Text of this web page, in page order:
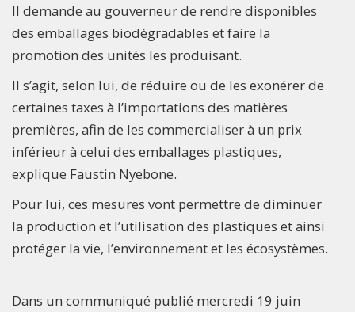
Il demande au gouverneur de rendre disponibles
des emballages biodégradables et faire la
promotion des unités les produisant.
Il s’agit, selon lui, de réduire ou de les exonérer de
certaines taxes à l’importations des matières
premières, afin de les commercialiser à un prix
inférieur à celui des emballages plastiques,
explique Faustin Nyebone.
Pour lui, ces mesures vont permettre de diminuer
la production et l’utilisation des plastiques et ainsi
protéger la vie, l’environnement et les écosystèmes.
Dans un communiqué publié mercredi 19 juin